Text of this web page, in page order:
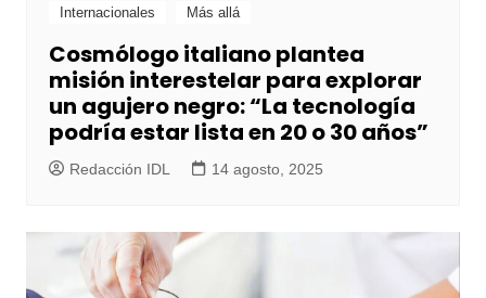
Internacionales Más allá
Cosmólogo italiano plantea
misión interestelar para explorar
un agujero negro: “La tecnología
podría estar lista en 20 o 30 años”
Redacción IDL 14 agosto, 2025